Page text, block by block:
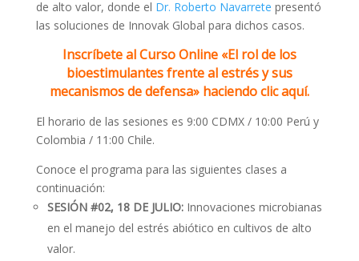
de alto valor, donde el Dr. Roberto Navarrete presentó
las soluciones de Innovak Global para dichos casos.
Inscríbete al Curso Online «El rol de los
bioestimulantes frente al estrés y sus
mecanismos de defensa» haciendo clic aquí.
El horario de las sesiones es 9:00 CDMX / 10:00 Perú y
Colombia / 11:00 Chile.
Conoce el programa para las siguientes clases a
continuación:
SESIÓN #02, 18 DE JULIO:Innovaciones microbianas
en el manejo del estrés abiótico en cultivos de alto
valor.